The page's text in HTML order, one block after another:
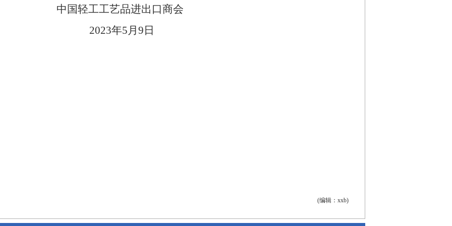
中国轻工工艺品进出口商会
年5月 9 日
(编辑：xxb)